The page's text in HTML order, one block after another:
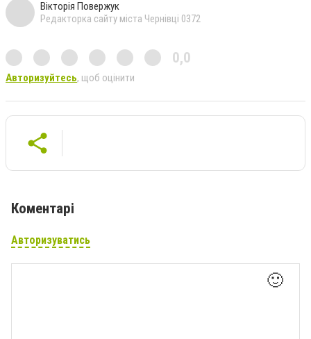
Вікторія Повержук
Редакторка сайту міста Чернівці 0372
0,0
Авторизуйтесь, щоб оцінити
Коментарі
Авторизуватись
🙂